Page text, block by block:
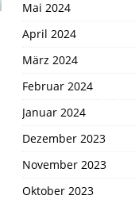
Mai 2024
April 2024
März 2024
Februar 2024
Januar 2024
Dezember 2023
November 2023
Oktober 2023